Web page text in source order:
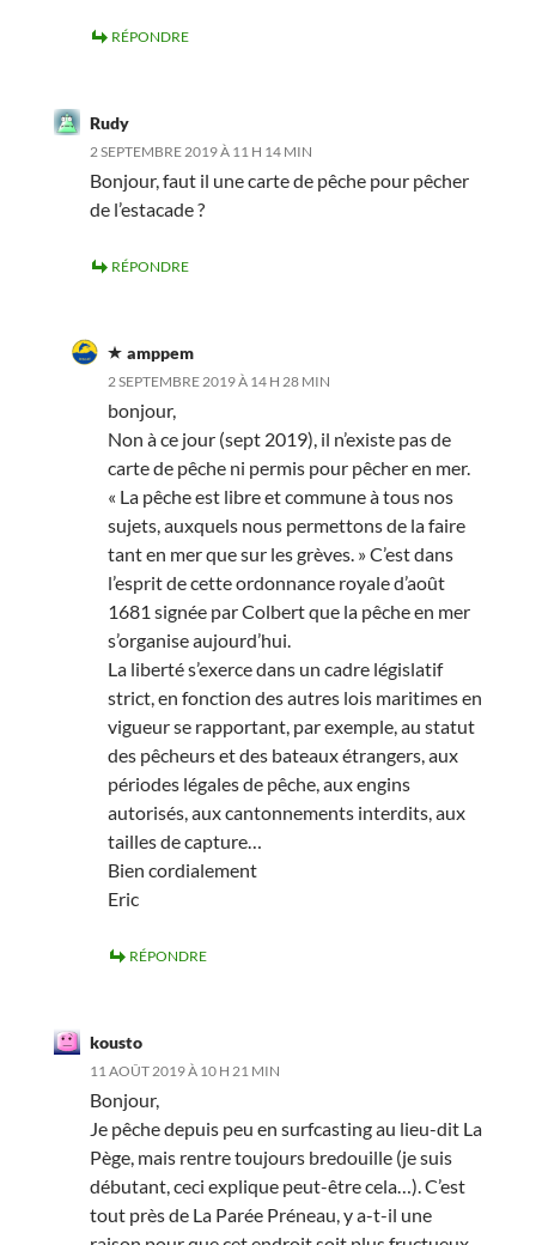
RÉPONDRE
Rudy
2 SEPTEMBRE 2019 À 11 H 14 MIN
Bonjour, faut il une carte de pêche pour pêcher
de l’estacade ?
RÉPONDRE
amppem
2 SEPTEMBRE 2019 À 14 H 28 MIN
bonjour,
Non à ce jour (sept 2019), il n’existe pas de
carte de pêche ni permis pour pêcher en mer.
« La pêche est libre et commune à tous nos
sujets, auxquels nous permettons de la faire
tant en mer que sur les grèves. » C’est dans
l’esprit de cette ordonnance royale d’août
1681 signée par Colbert que la pêche en mer
s’organise aujourd’hui.
La liberté s’exerce dans un cadre législatif
strict, en fonction des autres lois maritimes en
vigueur se rapportant, par exemple, au statut
des pêcheurs et des bateaux étrangers, aux
périodes légales de pêche, aux engins
autorisés, aux cantonnements interdits, aux
tailles de capture…
Bien cordialement
Eric
RÉPONDRE
kousto
11 AOÛT 2019 À 10 H 21 MIN
Bonjour,
Je pêche depuis peu en surfcasting au lieu-dit La
Pège, mais rentre toujours bredouille (je suis
débutant, ceci explique peut-être cela…). C’est
tout près de La Parée Préneau, y a-t-il une